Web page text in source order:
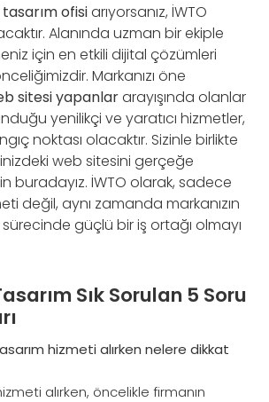
ofisiarıyorsanız, İWTO
Alanında uzman bir ekiple
için en etkili dijital çözümleri
Markanızı öne
sitesi yapanlararayışında olanlar
yenilikçi ve yaratıcı hizmetler,
noktası olacaktır. Sizinle birlikte
web sitesini gerçeğe
buradayız. İWTO olarak, sadece
değil, aynı zamanda markanızın
güçlü bir iş ortağı olmayı
Sık Sorulan 5 Soru
hizmeti alırken nelere dikkat
alırken, öncelikle firmanın